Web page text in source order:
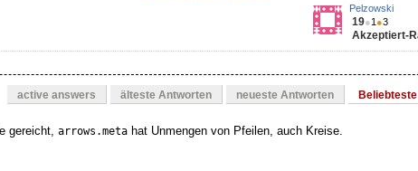
Pelzowski
19●1 ●3
Akzeptiert-
active answers älteste Antworten neueste Antworten
gereicht, arrows.meta hat Unmengen von Pfeilen, auch Kreise.